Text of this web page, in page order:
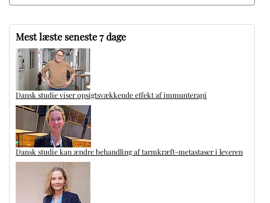
Mest læste seneste 7 dage
Dansk studie viser opsigtsvækkende effekt af immunterapi
Dansk studie kan ændre behandling af tarmkræft-metastaser i leveren